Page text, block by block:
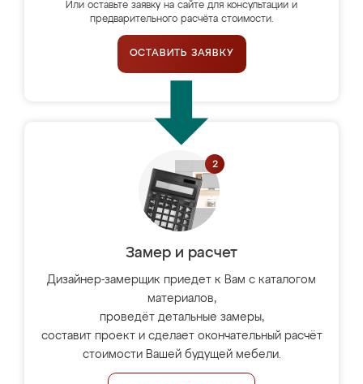
Или оставьте заявку на сайте для консультации и
предварительного расчёта стоимости.
ОСТАВИТЬ ЗАЯВКУ
Замер и расчет
Дизайнер-замерщик приедет к Вам с каталогом
материалов,
проведёт детальные замеры,
составит проект и сделает окончательный расчёт
стоимости Вашей будущей мебели.